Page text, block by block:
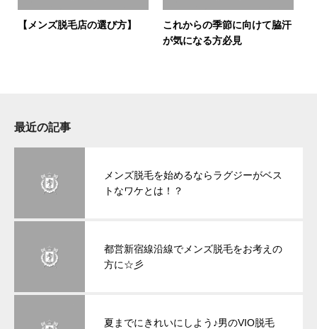
【メンズ脱毛店の選び方】
これからの季節に向けて脇汗
が気になる方必見
最近の記事
メンズ脱毛を始めるならラグジーがベス
トなワケとは！？
都営新宿線沿線でメンズ脱毛をお考えの
方に☆彡
夏までにきれいにしよう♪男のVIO脱毛